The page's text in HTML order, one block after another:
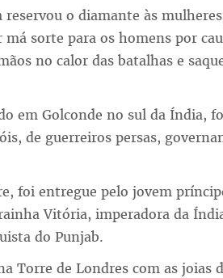
o diamante às
má sorte para os homens por
no calor das batalhas e
em Golconde no sul da Índia,
de guerreiros persas,
foi entregue pelo jovem
Vitória, imperadora da
do Punjab.
Torre de Londres com as joias